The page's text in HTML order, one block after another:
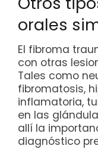
orales
El fibroma
con otras
Tales como
fibromatosis,
inflamatoria,
en las
allí la
diagnóstico